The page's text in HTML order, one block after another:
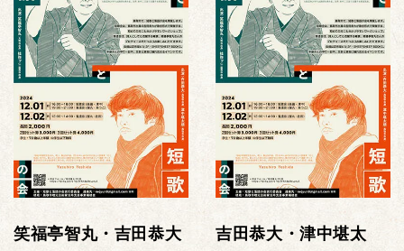
笑福亭智丸・吉田恭大
吉田恭大・津中堪太